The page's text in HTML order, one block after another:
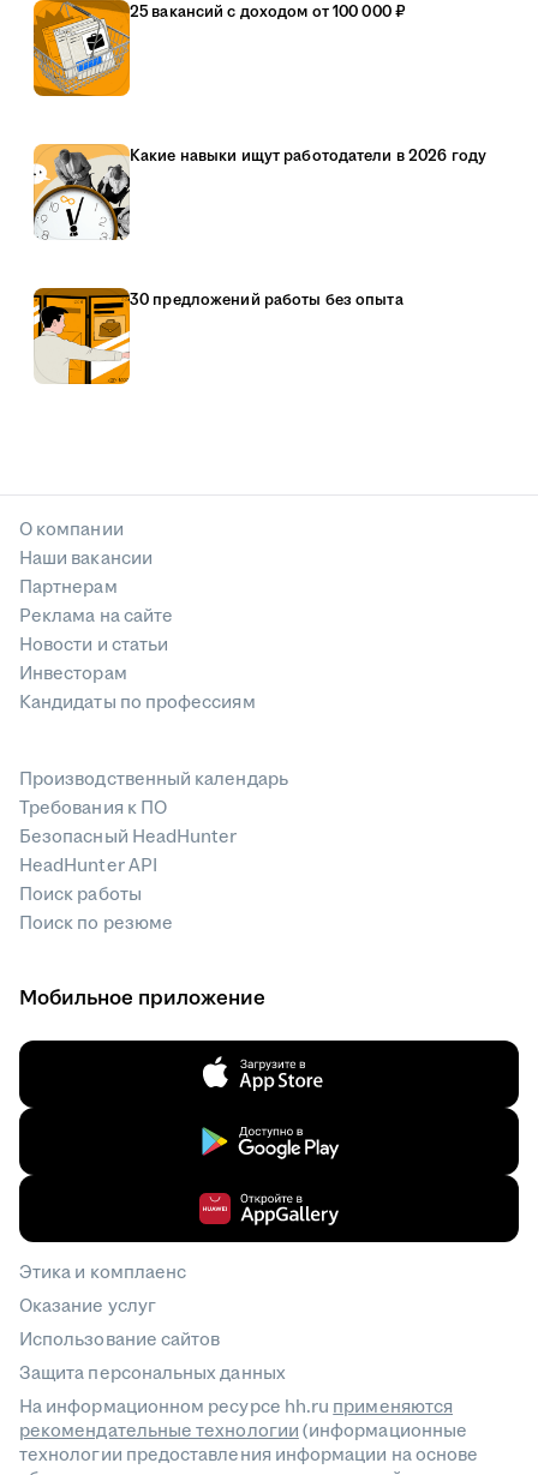
25 вакансий с доходом от 100 000 ₽
Какие навыки ищут работодатели в 2026 году
30 предложений работы без опыта
О компании
Наши вакансии
Партнерам
Реклама на сайте
Новости и статьи
Инвесторам
Кандидаты по профессиям
Производственный календарь
Требования к ПО
Безопасный HeadHunter
HeadHunter API
Поиск работы
Поиск по резюме
Мобильное приложение
Этика и комплаенс
Оказание услуг
Использование сайтов
Защита персональных данных
На информационном ресурсе hh.ru применяются
рекомендательные технологии(информационные
технологии предоставления информации на основе